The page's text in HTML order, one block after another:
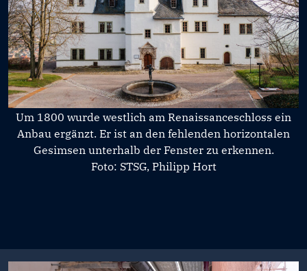
Um 1800 wurde westlich am Renaissanceschloss ein
Anbau ergänzt. Er ist an den fehlenden horizontalen
Gesimsen unterhalb der Fenster zu erkennen.
Foto: STSG, Philipp Hort